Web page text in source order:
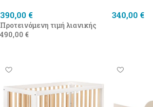
390,00 €
Προτεινόμενη τιμή λιανικής
490,00 €
340,00 €